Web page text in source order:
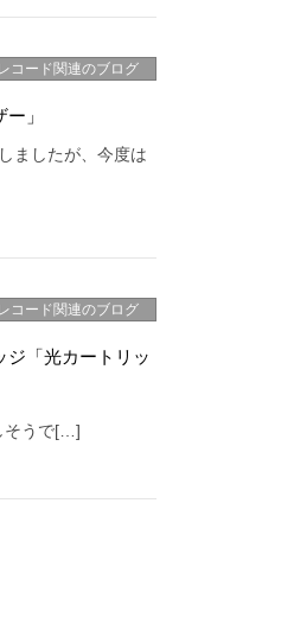
レコード関連のブログ
」
ましたが、今度は
レコード関連のブログ
ジ「光カートリッ
そうで[…]